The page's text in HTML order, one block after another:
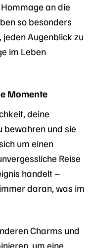
an die
so besonders
Augenblick zu
im Leben
Momente
deine
bewahren und sie
um einen
Reise
handelt –
daran, was im
Charms und
um eine